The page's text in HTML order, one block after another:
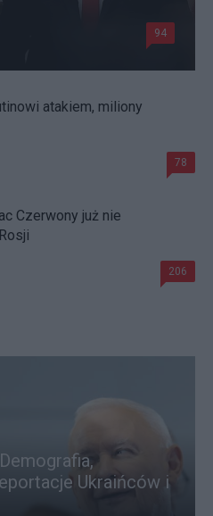
94
atakiem, miliony
78
Czerwony już nie
206
Ukraińców i